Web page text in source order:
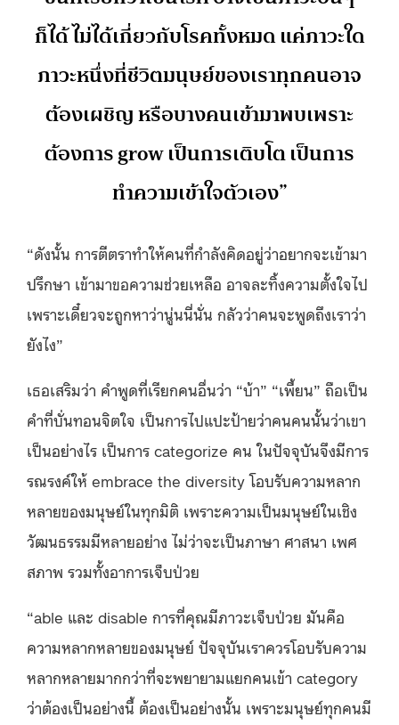
ก็ได้ ไม่ได้เกี่ยวกับโรคทั้งหมด แค่ภาวะใด
ภาวะหนึ่งที่ชีวิตมนุษย์ของเราทุกคนอาจ
ต้องเผชิญ หรือบางคนเข้ามาพบเพราะ
ต้องการ grow เป็นการเติบโต เป็นการ
ทำความเข้าใจตัวเอง”
“ดังนั้น การตีตราทำให้คนที่กำลังคิดอยู่ว่าอยากจะเข้ามา
ปรึกษา เข้ามาขอความช่วยเหลือ อาจละทิ้งความตั้งใจไป
เพราะเดี๋ยวจะถูกหาว่านู่นนี่นั่น กลัวว่าคนจะพูดถึงเราว่า
ยังไง”
เธอเสริมว่า คำพูดที่เรียกคนอื่นว่า “บ้า” “เพี้ยน” ถือเป็น
คำที่บั่นทอนจิตใจ เป็นการไปแปะป้ายว่าคนคนนั้นว่าเขา
เป็นอย่างไร เป็นการ categorize คน ในปัจจุบันจึงมีการ
รณรงค์ให้ embrace the diversity โอบรับความหลาก
หลายของมนุษย์ในทุกมิติ เพราะความเป็นมนุษย์ในเชิง
วัฒนธรรมมีหลายอย่าง ไม่ว่าจะเป็นภาษา ศาสนา เพศ
สภาพ รวมทั้งอาการเจ็บป่วย
“able และ disable การที่คุณมีภาวะเจ็บป่วย มันคือ
ความหลากหลายของมนุษย์ ปัจจุบันเราควรโอบรับความ
หลากหลายมากกว่าที่จะพยายามแยกคนเข้า category
ว่าต้องเป็นอย่างนี้ ต้องเป็นอย่างนั้น เพราะมนุษย์ทุกคนมี